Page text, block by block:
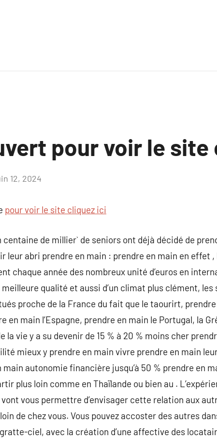
pour voir le
12, 2024
pour voir le site cliquez ici
centaine de millier` de seniors ont déjà décidé de
leur abri prendre en main : prendre en main en effet
chaque année des nombreux unité d’euros en
meilleure qualité et aussi d’un climat plus clément,
proche de la France du fait que le taourirt,
en main l’Espagne, prendre en main le Portugal, la
la vie y a su devenir de 15 % à 20 % moins cher
mieux y prendre en main vivre prendre en main
main autonomie financière jusqu’à 50 % prendre en
plus loin comme en Thaïlande ou bien au .
vous permettre d’envisager cette relation aux
de chez vous. Vous pouvez accoster des autres
ciel, avec la création d’une affective des